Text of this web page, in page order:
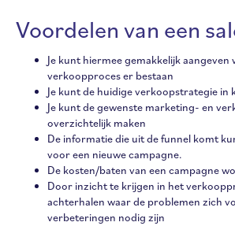
Voordelen van een
Je kunt hiermee gemakkelijk aangeven
verkoopproces er bestaan
Je kunt de huidige verkoopstrategie in
Je kunt de gewenste marketing- en
overzichtelijk maken
De informatie die uit de funnel komt
voor een nieuwe campagne.
De kosten/baten van een campagne
Door inzicht te krijgen in het
achterhalen waar de problemen zich
verbeteringen nodig zijn